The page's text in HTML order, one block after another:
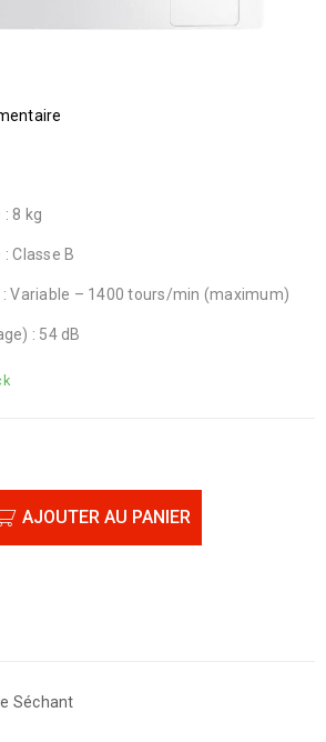
8 kg
Classe B
: Variable – 1400 tours/min (maximum)
: 54 dB
AJOUTER AU PANIER
Séchant